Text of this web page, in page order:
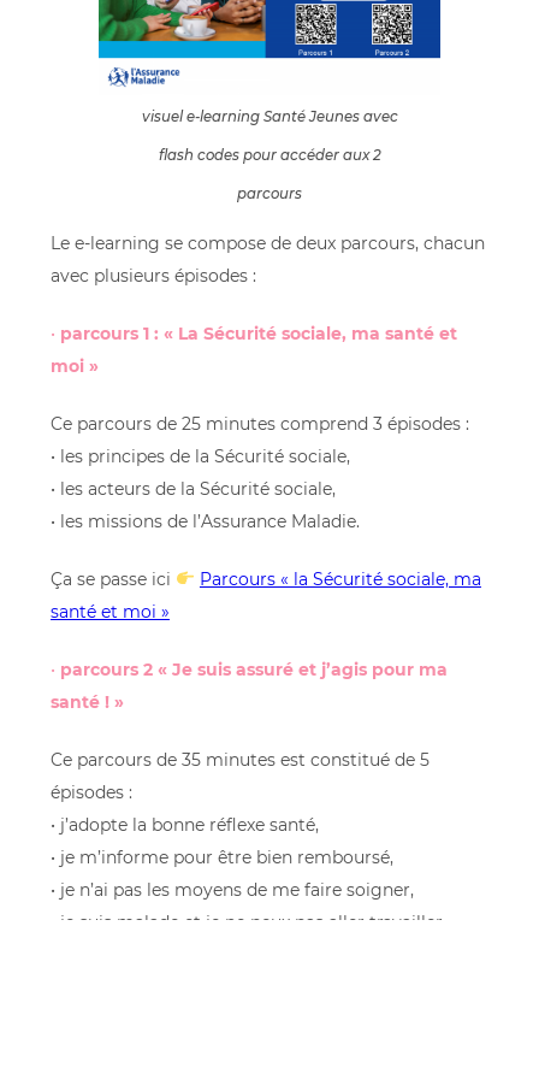
visuel e-learning Santé Jeunes avec
flash codes pour accéder aux 2
parcours
Le e-learning se compose de deux parcours, chacun
avec plusieurs épisodes :
• parcours 1 : « La Sécurité sociale, ma santé et
moi »
Ce parcours de 25 minutes comprend 3 épisodes :
• les principes de la Sécurité sociale,
• les acteurs de la Sécurité sociale,
• les missions de l’Assurance Maladie.
Ça se passe ici
Parcours « la Sécurité sociale, ma
santé et moi »
• parcours 2 « Je suis assuré et j’agis pour ma
santé ! »
Ce parcours de 35 minutes est constitué de 5
épisodes :
• j’adopte la bonne réflexe santé,
• je m’informe pour être bien remboursé,
• je n’ai pas les moyens de me faire soigner,
• je suis malade et je ne peux pas aller travailler,